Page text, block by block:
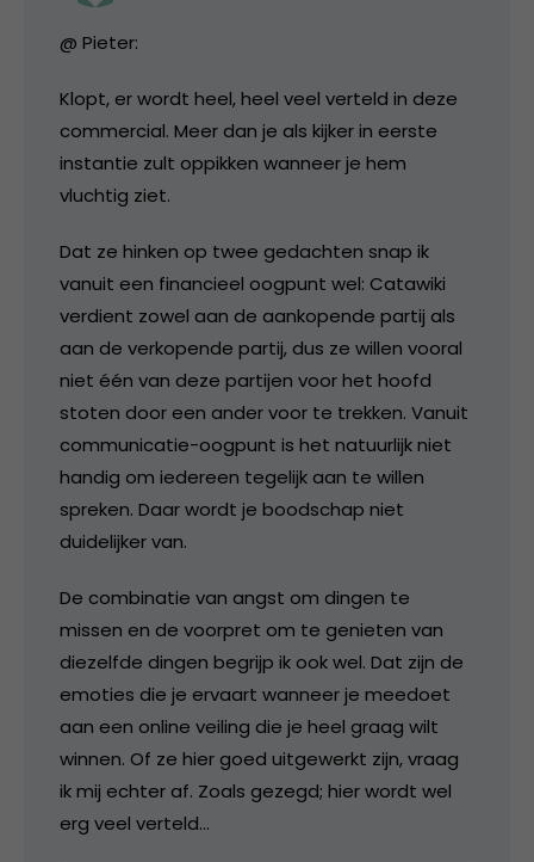
@ Pieter:
Klopt, er wordt heel, heel veel verteld in deze
commercial. Meer dan je als kijker in eerste
instantie zult oppikken wanneer je hem
vluchtig ziet.
Dat ze hinken op twee gedachten snap ik
vanuit een financieel oogpunt wel: Catawiki
verdient zowel aan de aankopende partij als
aan de verkopende partij, dus ze willen vooral
niet één van deze partijen voor het hoofd
stoten door een ander voor te trekken. Vanuit
communicatie-oogpunt is het natuurlijk niet
handig om iedereen tegelijk aan te willen
spreken. Daar wordt je boodschap niet
duidelijker van.
De combinatie van angst om dingen te
missen en de voorpret om te genieten van
diezelfde dingen begrijp ik ook wel. Dat zijn de
emoties die je ervaart wanneer je meedoet
aan een online veiling die je heel graag wilt
winnen. Of ze hier goed uitgewerkt zijn, vraag
ik mij echter af. Zoals gezegd; hier wordt wel
erg veel verteld…